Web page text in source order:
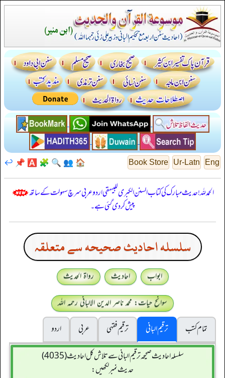
Eng
Ur-Latn
Book Store
🏠
👥
🔍
🧩
🅰️
📌
↩️
الحمدللہ! حدیث مبارک کی کتاب السنن الكبرى للبيهقي اردو عربی سرچ سہولت کے ساتھ
پیش کر دی گئی ہے۔
سلسله احاديث صحيحه سے متعلقہ
ابواب احادیث
رواۃ الحدیث
سوانح حیات: محمد ناصر الدین الالبانی رحمہ اللہ
تمام کتب
ترقیم البانی ترقيم فقہی عربی
اردو
سلسله احاديث صحيحه ترقیم البانی سے تلاش کل احادیث (4035)
حدیث نمبر لکھیں: